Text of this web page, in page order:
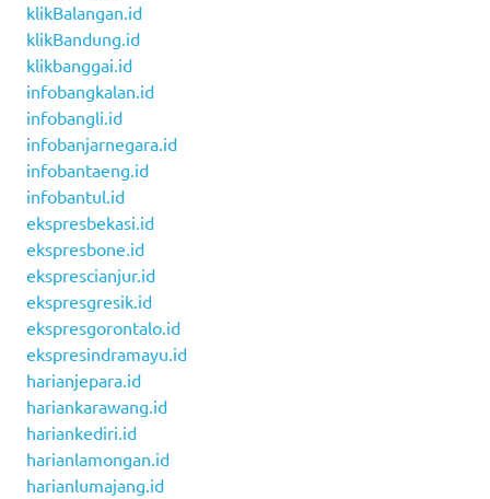
klikBalangan.id
klikBandung.id
klikbanggai.id
infobangkalan.id
infobangli.id
infobanjarnegara.id
infobantaeng.id
infobantul.id
ekspresbekasi.id
ekspresbone.id
eksprescianjur.id
ekspresgresik.id
ekspresgorontalo.id
ekspresindramayu.id
harianjepara.id
hariankarawang.id
hariankediri.id
harianlamongan.id
harianlumajang.id